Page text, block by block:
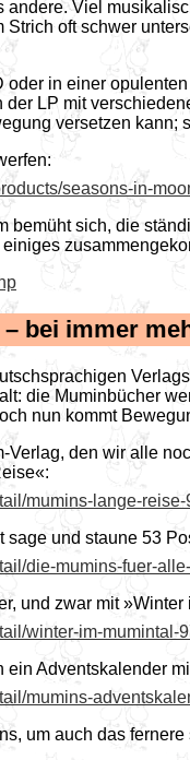
Viel
Strich oft schwer
oder in einer
LP mit
versetzen kann;
seasons-in-
bemüht sich, die
bei immer
die Muminbücher
nun kommt
Verlag, den wir alle
mumins-lange-
und staune 53
die-mumins-fuer-
und zwar mit »Winter
winter-im-mumintal-
Adventskalender
mumins-
um auch das